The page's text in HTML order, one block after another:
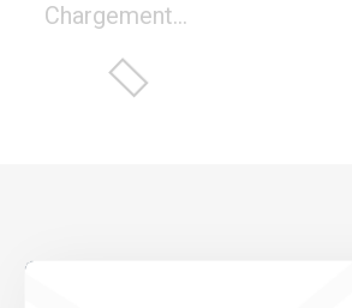
Chargement...